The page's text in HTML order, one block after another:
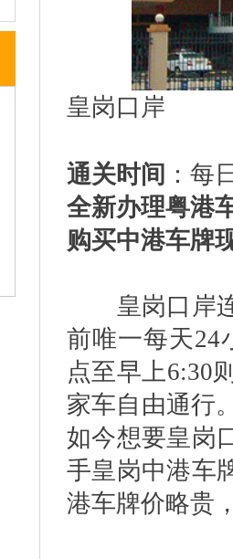
皇岗口岸
通关时间 ：每
全新办理粤港
购买中港车牌
皇岗口岸连
前唯一每天24
点至早上6:30
家车自由通行
如今想要皇岗
手皇岗中港车
港车牌价略贵